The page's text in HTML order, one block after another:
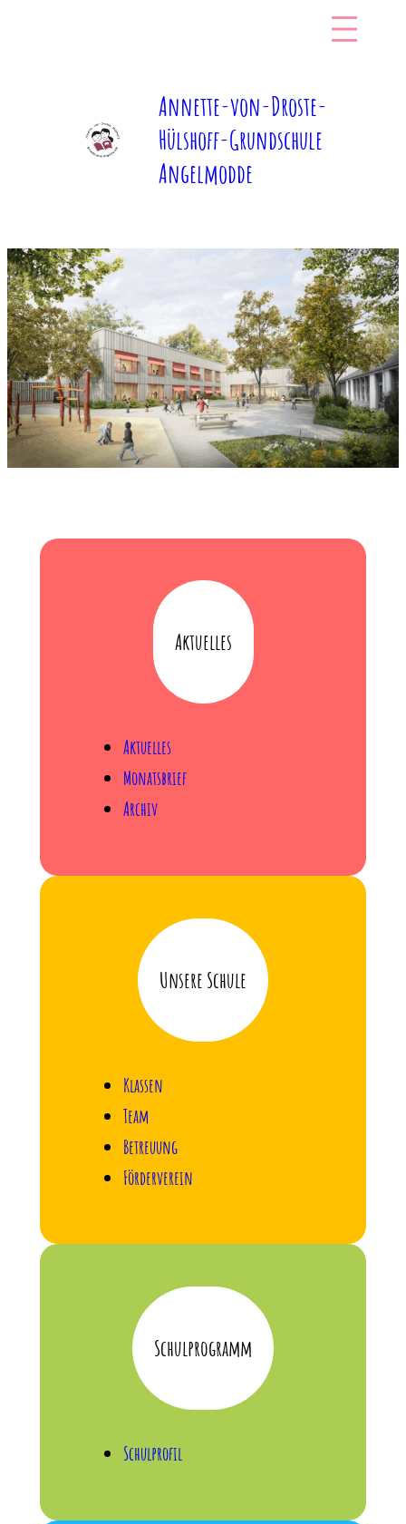
Annette-von-Droste-
Hülshoff-Grundschule
Angelmodde
Aktuelles
Aktuelles
Monatsbrief
Archiv
Unsere Schule
Klassen
Team
Betreuung
Förderverein
Schulprogramm
Schulprofil